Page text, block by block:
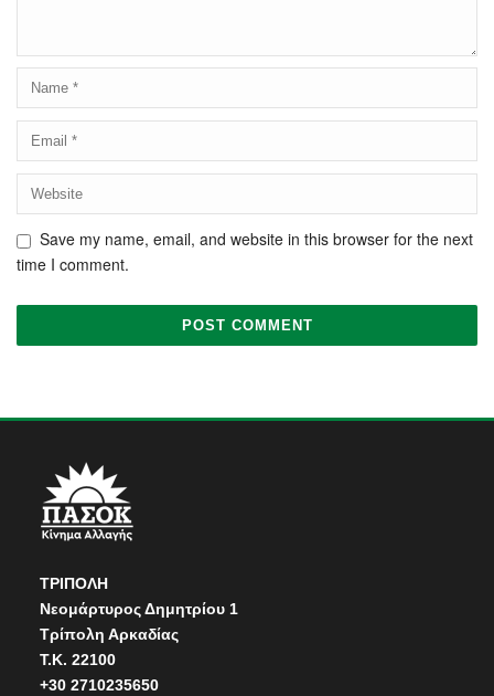
Save my name, email, and website in this browser for the next
time I comment.
ΤΡΙΠΟΛΗ
Νεομάρτυρος Δημητρίου 1
Τρίπολη Αρκαδίας
Τ.Κ. 22100
+30 2710235650